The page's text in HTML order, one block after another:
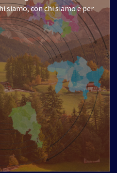
siamo, con chi siamo e per